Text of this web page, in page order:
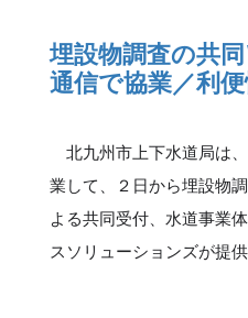
埋設物調査の共
通信で協業／利
北九州市上下水道局は
業して、２日から埋設物
よる共同受付、水道事業
スソリューションズが提